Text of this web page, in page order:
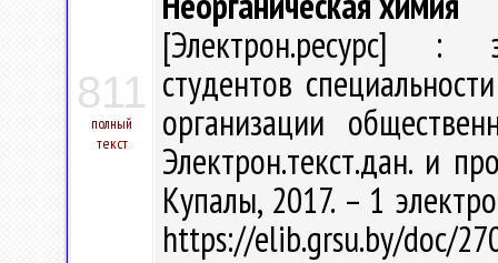
811
полный
текст
[Электрон.ресурс] :
студентов
организации
Электрон.текст.дан. и
Купалы, 2017. – 1
https://elib.grsu.by/doc/